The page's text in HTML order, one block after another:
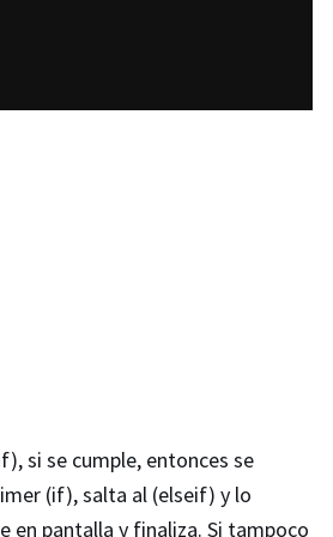
si se cumple, entonces se
(if), salta al (elseif) y lo
en pantalla y finaliza. Si tampoco